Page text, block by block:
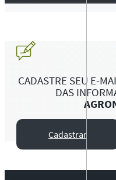
CADASTRE SEU E-
DAS
Cadastrar